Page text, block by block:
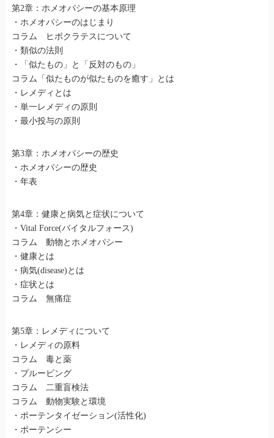
第2章：ホメオパシーの基本原理
・ホメオパシーのはじまり
コラム ヒポクラテスについて
・類似の法則
・「似たもの」と「反対のもの」
コラム「似たものが似たものを癒す」とは
・レメディとは
・単一レメディの原則
・最小投与の原則
第3章：ホメオパシーの歴史
・ホメオパシーの歴史
・年表
第4章：健康と病気と症状について
・Vital Force(バイタルフォース)
コラム 動物とホメオパシー
・健康とは
・病気(disease)とは
・症状とは
コラム 無痛症
第5章：レメディについて
・レメディの原料
コラム 毒と薬
・プルービング
コラム 二重盲検法
コラム 動物実験と環境
・ポーテンタイゼーション(活性化)
・ポーテンシー